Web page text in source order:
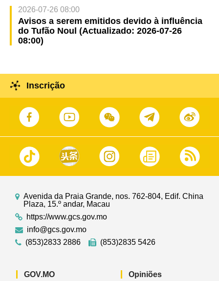
2026-07-26 08:00
Avisos a serem emitidos devido à influência
do Tufão Noul (Actualizado: 2026-07-26
08:00)
Inscrição
Avenida da Praia Grande, nos. 762-804, Edif. China
Plaza, 15.º andar, Macau
https://www.gcs.gov.mo
info@gcs.gov.mo
(853)2833 2886
(853)2835 5426
GOV.MO Opiniões